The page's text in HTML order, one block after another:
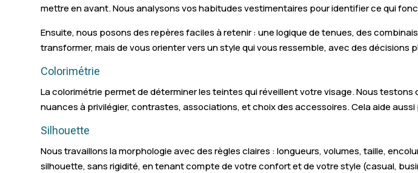
mettre en avant. Nous analysons vos habitudes vestimentaires pour identifier ce qui
Ensuite, nous posons des repères faciles à retenir : une logique de tenues, des
transformer, mais de vous orienter vers un style qui vous ressemble, avec des décisions
Colorimétrie
La colorimétrie permet de déterminer les teintes qui réveillent votre visage. Nous
nuances à privilégier, contrastes, associations, et choix des accessoires. Cela aide
Silhouette
Nous travaillons la morphologie avec des règles claires : longueurs, volumes, taille,
silhouette, sans rigidité, en tenant compte de votre confort et de votre style (casual,